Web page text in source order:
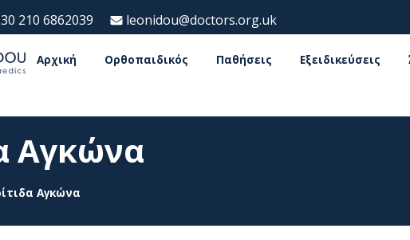
210 6862039 leonidou@doctors.org.uk
Αρχική Ορθοπαιδικός Παθήσεις Εξειδικεύσεις
Αγκώνα
Αγκώνα